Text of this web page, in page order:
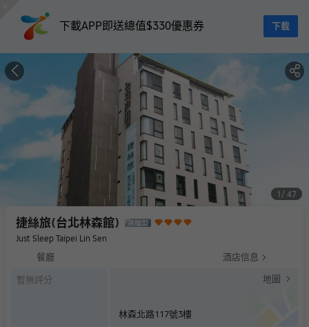
下載APP即送總值$330優惠券 下載
1 47
捷絲旅(台北林森館)
Just Sleep Taipei Lin Sen
餐廳 酒店信息
暫無評分 地圖
林森北路117號3樓